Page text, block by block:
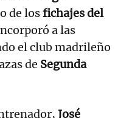
de losfichajes del
a las
el club madrileño
de Segunda
José